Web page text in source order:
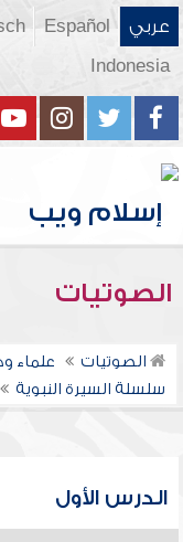
عربي Español
Indonesia
الصوتيات
الصوتيات علماء
سلسلة السيرة النبوية
الدرس الأول